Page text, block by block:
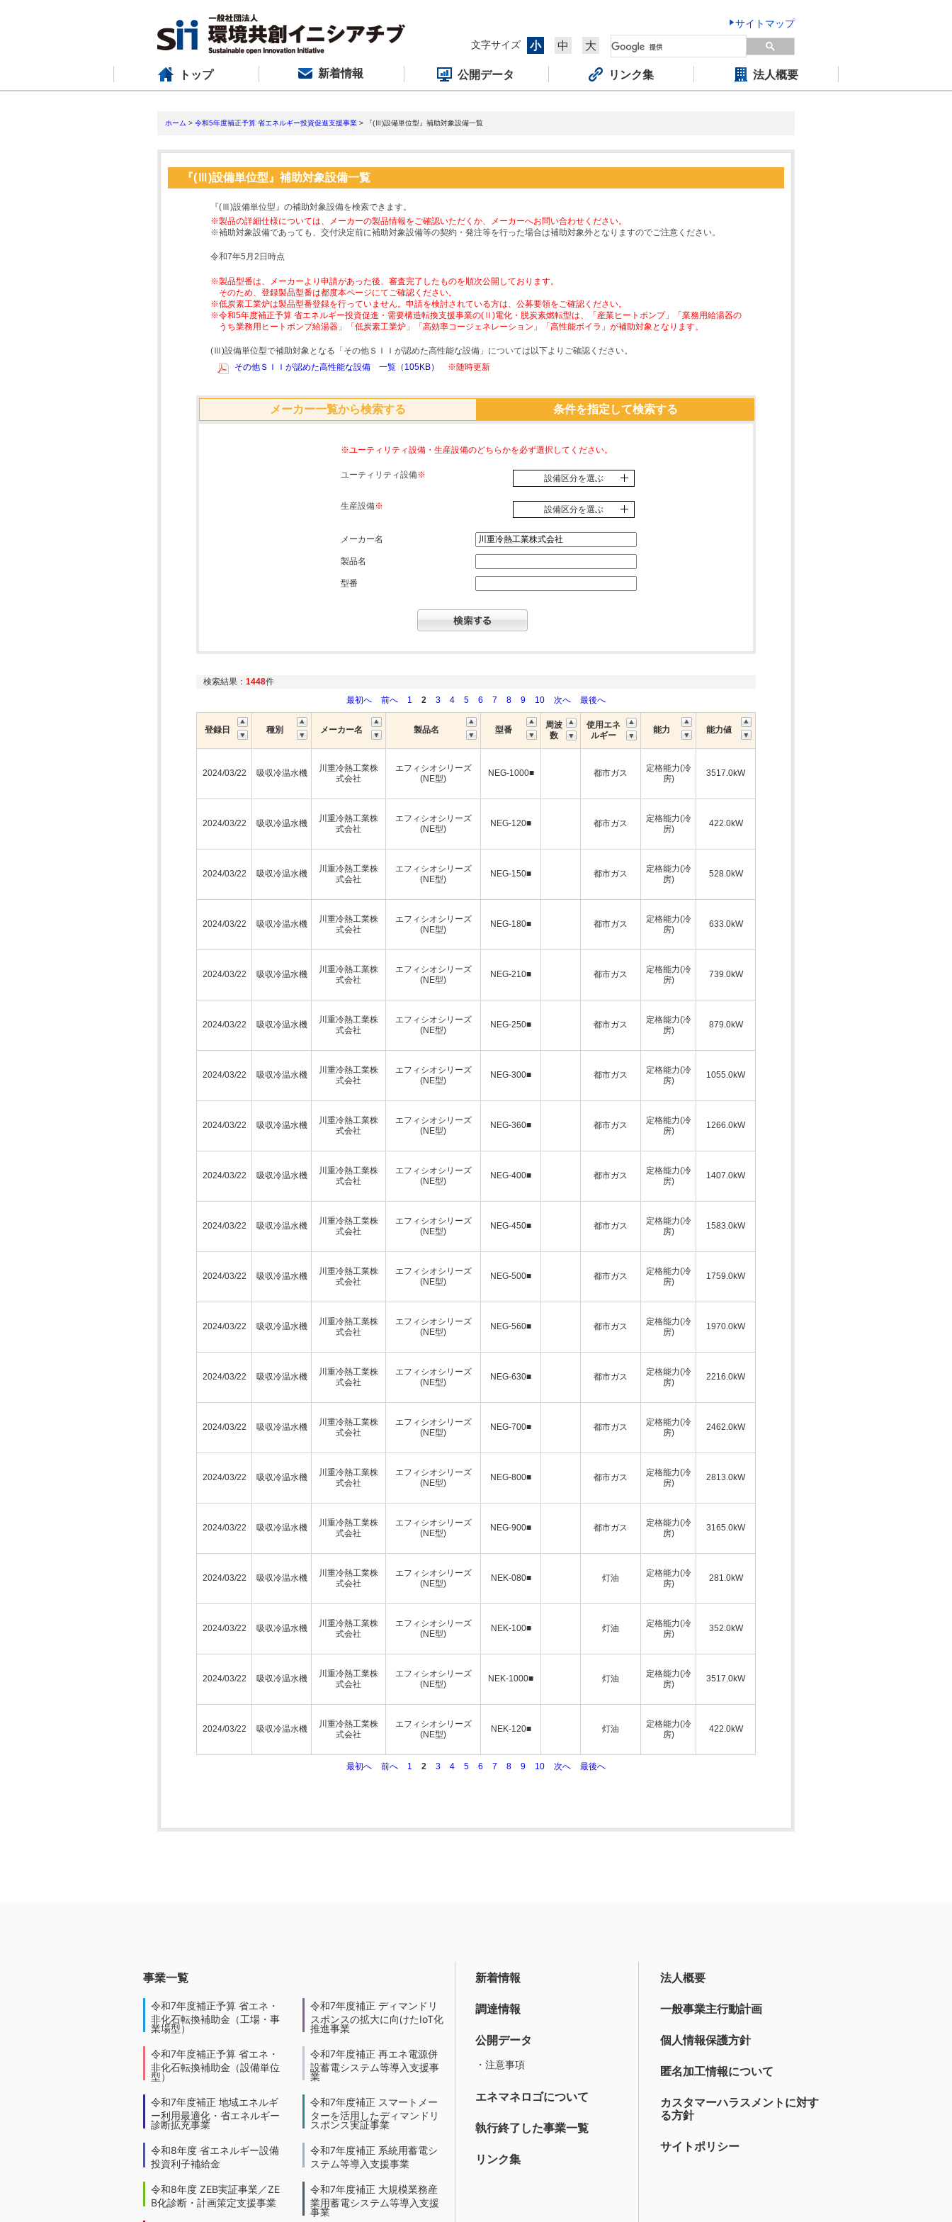
サイトマップ
文字サイズ
小 中 大
トップ 新着情報 公開データ リンク集 法人概要
ホーム > 令和5年度補正予算 省エネルギー投資促進支援事業 > 『(Ⅲ)設備単位型』補助対象設備一覧
『(Ⅲ)設備単位型』補助対象設備一覧
『(Ⅲ)設備単位型』の補助対象設備を検索できます。
※製品の詳細仕様については、メーカーの製品情報をご確認いただくか、メーカーへお問い合わせください。
※補助対象設備であっても、交付決定前に補助対象設備等の契約・発注等を行った場合は補助対象外となりますのでご注意ください。
令和7年5月2日時点
※製品型番は、メーカーより申請があった後、審査完了したものを順次公開しております。
そのため、登録製品型番は都度本ページにてご確認ください。
※低炭素工業炉は製品型番登録を行っていません。申請を検討されている方は、公募要領をご確認ください。
※令和5年度補正予算 省エネルギー投資促進・需要構造転換支援事業の(Ⅱ)電化・脱炭素燃転型は、「産業ヒートポンプ」「業務用給湯器の
うち業務用ヒートポンプ給湯器」「低炭素工業炉」「高効率コージェネレーション」「高性能ボイラ」が補助対象となります。
(Ⅲ)設備単位型で補助対象となる「その他ＳＩＩが認めた高性能な設備」については以下よりご確認ください。
その他ＳＩＩが認めた高性能な設備 一覧（105KB）
※随時更新
メーカー一覧から検索する 条件を指定して検索する
※ユーティリティ設備・生産設備のどちらかを必ず選択してください。
ユーティリティ設備※ 設備区分を選ぶ
生産設備※ 設備区分を選ぶ
メーカー名
製品名
型番
検索結果： 1448件
最初へ
前へ 1 2 3 4 5 6 7 8 9 10 次へ 最後へ
登録日 種別 メーカー名 製品名 型番
周波
数
使用エネ
ルギー
能力 能力値
2024/03/22 吸収冷温水機
川重冷熱工業株
式会社
エフィシオシリーズ
(NE型)
NEG-1000■ 都市ガス
定格能力(冷
房)
3517.0kW
2024/03/22 吸収冷温水機
川重冷熱工業株
式会社
エフィシオシリーズ
(NE型)
NEG-120■ 都市ガス
定格能力(冷
房)
422.0kW
2024/03/22 吸収冷温水機
川重冷熱工業株
式会社
エフィシオシリーズ
(NE型)
NEG-150■ 都市ガス
定格能力(冷
房)
528.0kW
2024/03/22 吸収冷温水機
川重冷熱工業株
式会社
エフィシオシリーズ
(NE型)
NEG-180■ 都市ガス
定格能力(冷
房)
633.0kW
2024/03/22 吸収冷温水機
川重冷熱工業株
式会社
エフィシオシリーズ
(NE型)
NEG-210■ 都市ガス
定格能力(冷
房)
739.0kW
2024/03/22 吸収冷温水機
川重冷熱工業株
式会社
エフィシオシリーズ
(NE型)
NEG-250■ 都市ガス
定格能力(冷
房)
879.0kW
2024/03/22 吸収冷温水機
川重冷熱工業株
式会社
エフィシオシリーズ
(NE型)
NEG-300■ 都市ガス
定格能力(冷
房)
1055.0kW
2024/03/22 吸収冷温水機
川重冷熱工業株
式会社
エフィシオシリーズ
(NE型)
NEG-360■ 都市ガス
定格能力(冷
房)
1266.0kW
2024/03/22 吸収冷温水機
川重冷熱工業株
式会社
エフィシオシリーズ
(NE型)
NEG-400■ 都市ガス
定格能力(冷
房)
1407.0kW
2024/03/22 吸収冷温水機
川重冷熱工業株
式会社
エフィシオシリーズ
(NE型)
NEG-450■ 都市ガス
定格能力(冷
房)
1583.0kW
2024/03/22 吸収冷温水機
川重冷熱工業株
式会社
エフィシオシリーズ
(NE型)
NEG-500■ 都市ガス
定格能力(冷
房)
1759.0kW
2024/03/22 吸収冷温水機
川重冷熱工業株
式会社
エフィシオシリーズ
(NE型)
NEG-560■ 都市ガス
定格能力(冷
房)
1970.0kW
2024/03/22 吸収冷温水機
川重冷熱工業株
式会社
エフィシオシリーズ
(NE型)
NEG-630■ 都市ガス
定格能力(冷
房)
2216.0kW
2024/03/22 吸収冷温水機
川重冷熱工業株
式会社
エフィシオシリーズ
(NE型)
NEG-700■ 都市ガス
定格能力(冷
房)
2462.0kW
2024/03/22 吸収冷温水機
川重冷熱工業株
式会社
エフィシオシリーズ
(NE型)
NEG-800■ 都市ガス
定格能力(冷
房)
2813.0kW
2024/03/22 吸収冷温水機
川重冷熱工業株
式会社
エフィシオシリーズ
(NE型)
NEG-900■ 都市ガス
定格能力(冷
房)
3165.0kW
2024/03/22 吸収冷温水機
川重冷熱工業株
式会社
エフィシオシリーズ
(NE型)
NEK-080■ 灯油
定格能力(冷
房)
281.0kW
2024/03/22 吸収冷温水機
川重冷熱工業株
式会社
エフィシオシリーズ
(NE型)
NEK-100■ 灯油
定格能力(冷
房)
352.0kW
2024/03/22 吸収冷温水機
川重冷熱工業株
式会社
エフィシオシリーズ
(NE型)
NEK-1000■ 灯油
定格能力(冷
房)
3517.0kW
2024/03/22 吸収冷温水機
川重冷熱工業株
式会社
エフィシオシリーズ
(NE型)
NEK-120■ 灯油
定格能力(冷
房)
422.0kW
最初へ 前へ 1 2 3 4 5 6 7 8 9 10 次へ 最後へ
事業一覧
令和7年度補正予算 省エネ・
非化石転換補助金（工場・事
業場型）
令和7年度補正予算 省エネ・
非化石転換補助金（設備単位
型）
令和7年度補正 地域エネルギ
ー利用最適化・省エネルギー
診断拡充事業
令和8年度 省エネルギー設備
投資利子補給金
令和8年度 ZEB実証事業／ZE
B化診断・計画策定支援事業
令和7年度補正 ディマンドリ
スポンスの拡大に向けたIoT化
推進事業
令和7年度補正 再エネ電源併
設蓄電システム等導入支援事
業
令和7年度補正 スマートメー
ターを活用したディマンドリ
スポンス実証事業
令和7年度補正 系統用蓄電シ
ステム等導入支援事業
令和7年度補正 大規模業務産
業用蓄電システム等導入支援
事業
新着情報
調達情報
公開データ
・注意事項
エネマネロゴについて
執行終了した事業一覧
リンク集
法人概要
一般事業主行動計画
個人情報保護方針
匿名加工情報について
カスタマーハラスメントに対す
る方針
サイトポリシー